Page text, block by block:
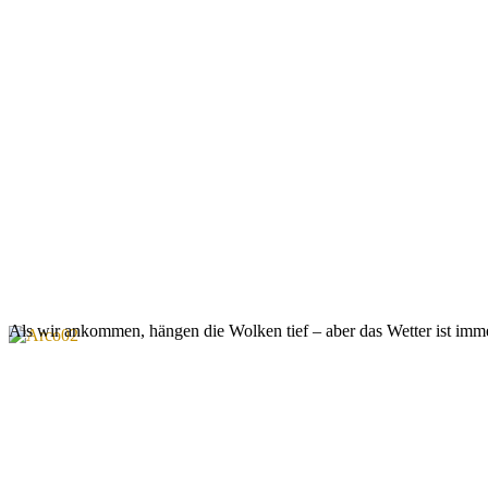
Als wir ankommen, hängen die Wolken tief – aber das Wetter ist